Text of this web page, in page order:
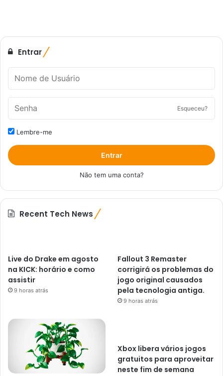
Entrar
Esqueceu?
Lembre-me
Entrar
Não tem uma conta?
Recent Tech News
Live do Drake em agosto
na KICK: horário e como
assistir
9 horas atrás
Fallout 3 Remaster
corrigirá os problemas do
jogo original causados ​​
pela tecnologia antiga.
9 horas atrás
Xbox libera vários jogos
gratuitos para aproveitar
neste fim de semana